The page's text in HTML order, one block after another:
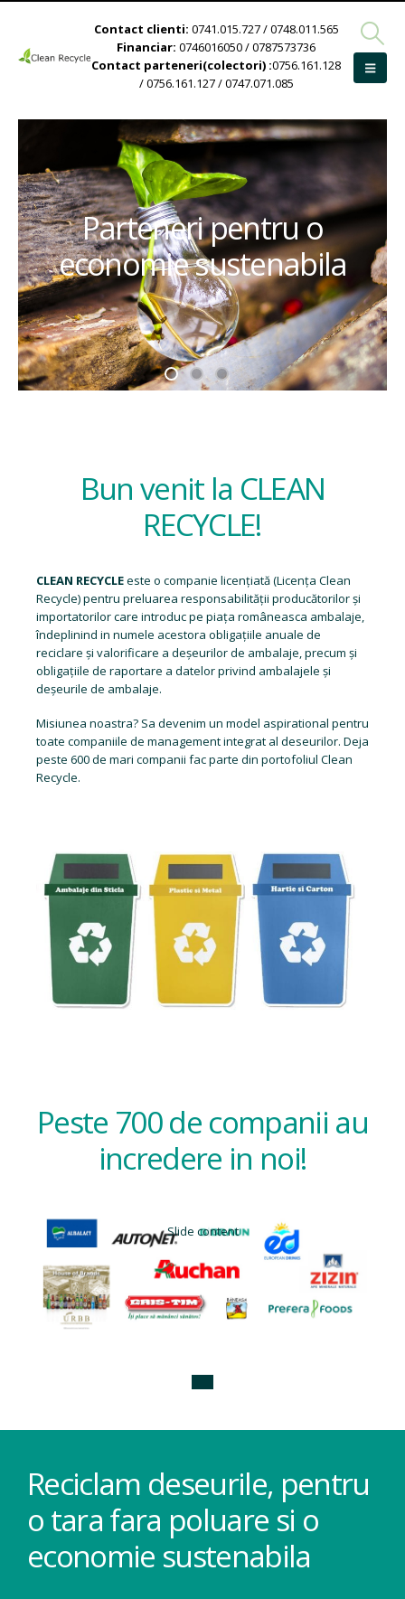
Contact clienti: 0741.015.727 / 0748.011.565
Financiar: 0746016050 / 0787573736
Contact parteneri(colectori) :0756.161.128
/ 0756.161.127 / 0747.071.085
Parteneri pentru o
economie sustenabila
Bun venit la CLEAN
RECYCLE!
CLEAN RECYCLEeste o companie licențiată (Licența Clean
Recycle) pentru preluarea responsabilității producătorilor și
importatorilor care introduc pe piața româneasca ambalaje,
îndeplinind in numele acestora obligațiile anuale de
reciclare și valorificare a deșeurilor de ambalaje, precum și
obligațiile de raportare a datelor privind ambalajele și
deșeurile de ambalaje.
Misiunea noastra? Sa devenim un model aspirational pentru
toate companiile de management integrat al deseurilor. Deja
peste 600 de mari companii fac parte din portofoliul Clean
Recycle.
Peste 700 de companii au
incredere in noi!
Slide content
Reciclam deseurile, pentru
o tara fara poluare si o
economie sustenabila